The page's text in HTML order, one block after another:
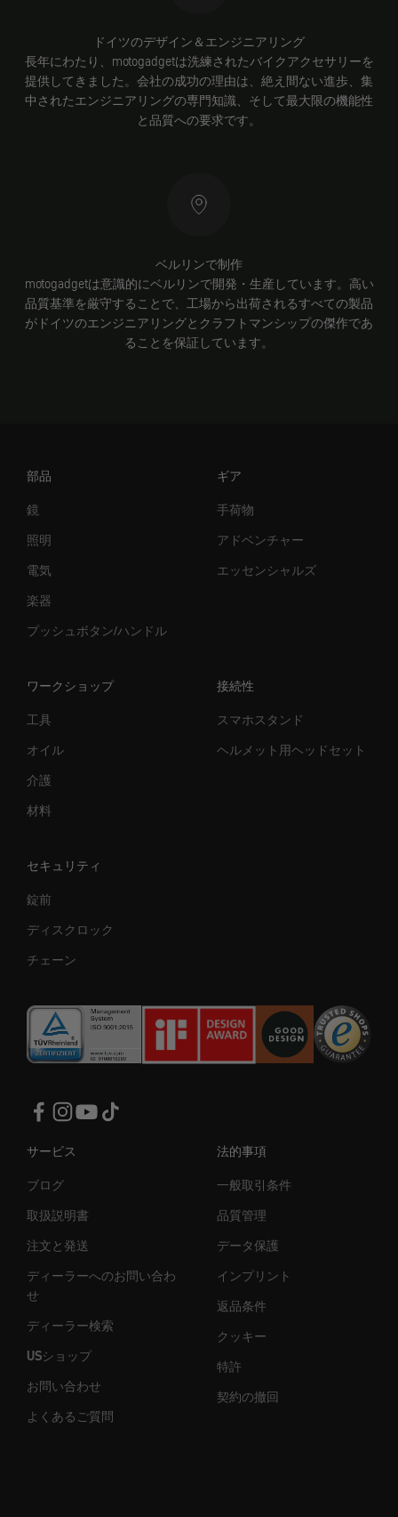
ドイツのデザイン＆エンジニアリング
長年にわたり、motogadgetは洗練されたバイクアクセサリーを
提供してきました。会社の成功の理由は、絶え間ない進歩、集
中されたエンジニアリングの専門知識、そして最大限の機能性
と品質への要求です。
ベルリンで制作
motogadgetは意識的にベルリンで開発・生産しています。高い
品質基準を厳守することで、工場から出荷されるすべての製品
がドイツのエンジニアリングとクラフトマンシップの傑作であ
ることを保証しています。
部品
鏡
照明
電気
楽器
プッシュボタン/ハンドル
ギア
手荷物
アドベンチャー
エッセンシャルズ
ワークショップ
工具
オイル
介護
材料
接続性
スマホスタンド
ヘルメット用ヘッドセット
セキュリティ
錠前
ディスクロック
チェーン
サービス
ブログ
取扱説明書
注文と発送
ディーラーへのお問い合わ
せ
ディーラー検索
USショップ
お問い合わせ
よくあるご質問
法的事項
一般取引条件
品質管理
データ保護
インプリント
返品条件
クッキー
特許
契約の撤回